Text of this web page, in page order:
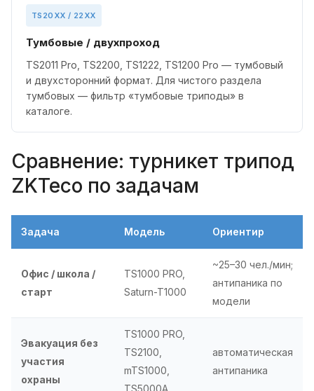
TS20XX / 22XX
Тумбовые / двухпроход
TS2011 Pro, TS2200, TS1222, TS1200 Pro — тумбовый
и двухсторонний формат. Для чистого раздела
тумбовых — фильтр «тумбовые триподы» в
каталоге.
Сравнение: турникет трипод
ZKTeco по задачам
Задача Модель Ориентир
Офис / школа /
старт
TS1000 PRO,
Saturn-T1000
~25–30 чел./мин;
антипаника по
модели
Эвакуация без
участия
охраны
TS1000 PRO,
TS2100,
mTS1000,
TS5000A
автоматическая
антипаника